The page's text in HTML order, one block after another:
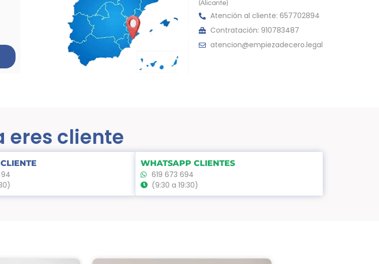
(Alicante)
Atención al cliente: 657702894
Contratación: 910783487
atencion@empiezadecero.legal
eres cliente
WHATSAPP CLIENTES
619 673 694
(9:30 a 19:30)